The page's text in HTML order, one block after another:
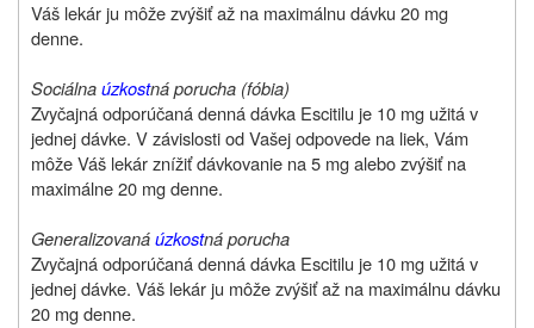
Váš lekár ju môže zvýšiť až na maximálnu dávku 20 mg
denne.
Sociálnaúzkostná porucha (fóbia)
Zvyčajná odporúčaná denná dávka Escitilu je 10 mg užitá v
jednej dávke. V závislosti od Vašej odpovede na liek, Vám
môže Váš lekár znížiť dávkovanie na 5 mg alebo zvýšiť na
maximálne 20 mg denne.
Generalizovanáúzkostná porucha
Zvyčajná odporúčaná denná dávka Escitilu je 10 mg užitá v
jednej dávke. Váš lekár ju môže zvýšiť až na maximálnu dávku
20 mg denne.